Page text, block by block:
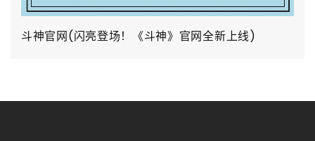
斗神官网(闪亮登场！《斗神》官网全新上线)